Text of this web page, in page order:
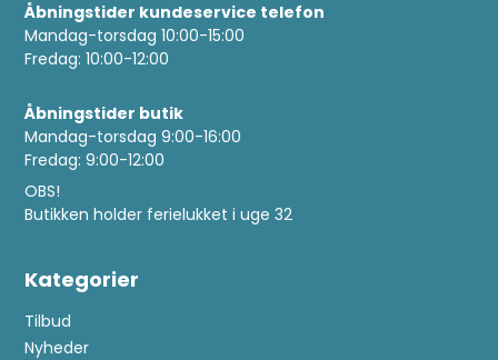
Åbningstider kundeservice telefon
Mandag-torsdag 10:00-15:00
Fredag: 10:00-12:00
Åbningstider butik
Mandag-torsdag 9:00-16:00
Fredag: 9:00-12:00
OBS!
Butikken holder ferielukket i uge 32
Kategorier
Tilbud
Nyheder